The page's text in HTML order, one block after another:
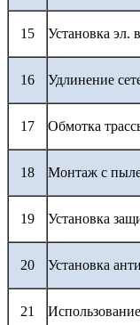
15 Установка эл.
16 Удлинение
17 Обмотка
18 Монтаж с
19 Установка
20 Установка
21